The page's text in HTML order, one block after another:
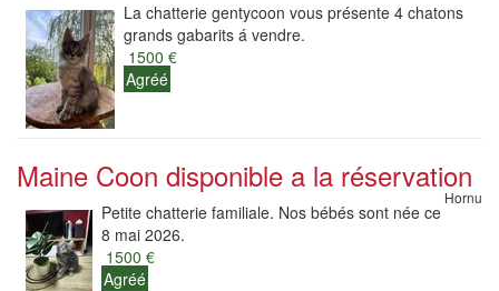
La chatterie gentycoon vous présente 4 chatons
grands gabarits á vendre.
1500 €
Agréé
Maine Coon disponible a la réservation
Hornu
Petite chatterie familiale. Nos bébés sont née ce
8 mai 2026.
1500 €
Agréé